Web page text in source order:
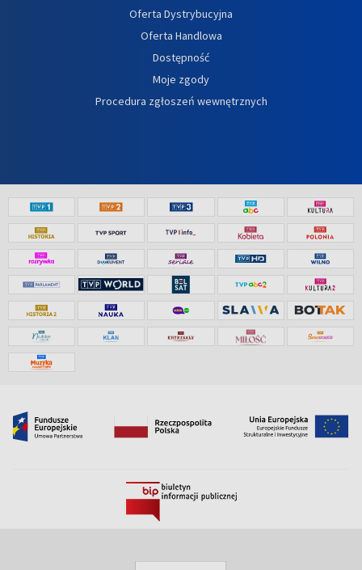
Oferta Dystrybucyjna
Oferta Handlowa
Dostępność
Moje zgody
Procedura zgłoszeń wewnętrznych